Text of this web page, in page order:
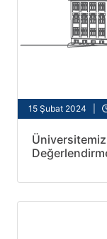
15 Şubat 2024 |